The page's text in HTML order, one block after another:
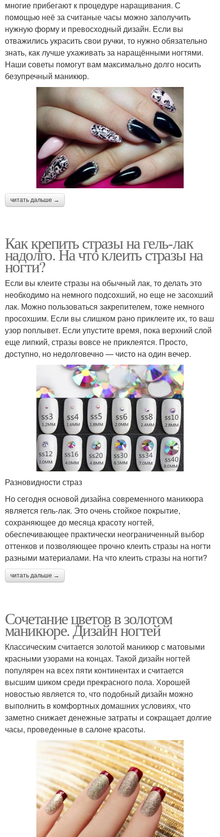
многие прибегают к процедуре наращивания. С
помощью неё за считаные часы можно заполучить
нужную форму и превосходный дизайн. Если вы
отважились украсить свои ручки, то нужно обязательно
знать, как лучше ухаживать за наращёнными ногтями.
Наши советы помогут вам максимально долго носить
безупречный маникюр.
читать дальше →
Как крепить стразы на гель-лак
надолго. На что клеить стразы на
ногти?
Если вы клеите стразы на обычный лак, то делать это
необходимо на немного подсохший, но еще не засохший
лак. Можно пользоваться закрепителем, тоже немного
просохшим. Если вы слишком рано приклеите их, то ваш
узор поплывет. Если упустите время, пока верхний слой
еще липкий, стразы вовсе не приклеятся. Просто,
доступно, но недолговечно — чисто на один вечер.
Разновидности страз
Но сегодня основой дизайна современного маникюра
является гель-лак. Это очень стойкое покрытие,
сохраняющее до месяца красоту ногтей,
обеспечивающее практически неограниченный выбор
оттенков и позволяющее прочно клеить стразы на ногти
разными материалами. На что клеить стразы на ногти?
читать дальше →
Сочетание цветов в золотом
маникюре. Дизайн ногтей
Классическим считается золотой маникюр с матовыми
красными узорами на концах. Такой дизайн ногтей
популярен на всех пяти континентах и считается
высшим шиком среди прекрасного пола. Хорошей
новостью является то, что подобный дизайн можно
выполнить в комфортных домашних условиях, что
заметно снижает денежные затраты и сокращает долгие
часы, проведенные в салоне красоты.